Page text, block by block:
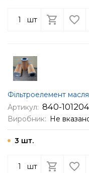
шт
Фільтроелемент
Артикул: 840-
Виробник: Не
3 шт.
шт